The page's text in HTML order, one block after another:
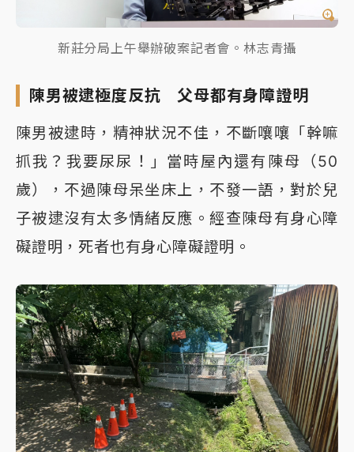
新莊分局上午舉辦破案記者會。林志青攝
陳男被逮極度反抗 父母都有身障證明
陳男被逮時，精神狀況不佳，不斷嚷嚷「幹嘛
抓我？我要尿尿！」當時屋內還有陳母（50
歲），不過陳母呆坐床上，不發一語，對於兒
子被逮沒有太多情緒反應。經查陳母有身心障
礙證明，死者也有身心障礙證明。